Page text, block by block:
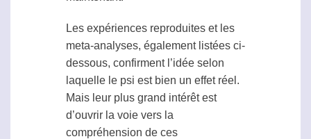
Les expériences reproduites et les
meta-analyses, également listées ci-
dessous, confirment l’idée selon
laquelle le psi est bien un effet réel.
Mais leur plus grand intérêt est
d’ouvrir la voie vers la
compréhension de ces